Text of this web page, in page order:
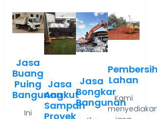
Jasa
Buang
Puing
Bangunan
Ini
Jasa
Angkut
Sampah
Proyek
Jasa
Bongkar
Bangunan
Lahan
Kami